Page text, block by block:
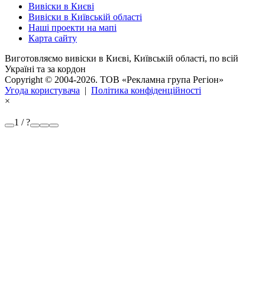
Вивіски в Києві
Вивіски в Київській області
Наші проекти на мапі
Карта сайту
Виготовляємо вивіски в Києві, Київській області, по всій
Україні та за кордон
Copyright © 2004-2026. ТОВ «Рекламна група Регіон»
Угода користувача | Політика конфіденційності
×
1 / ?